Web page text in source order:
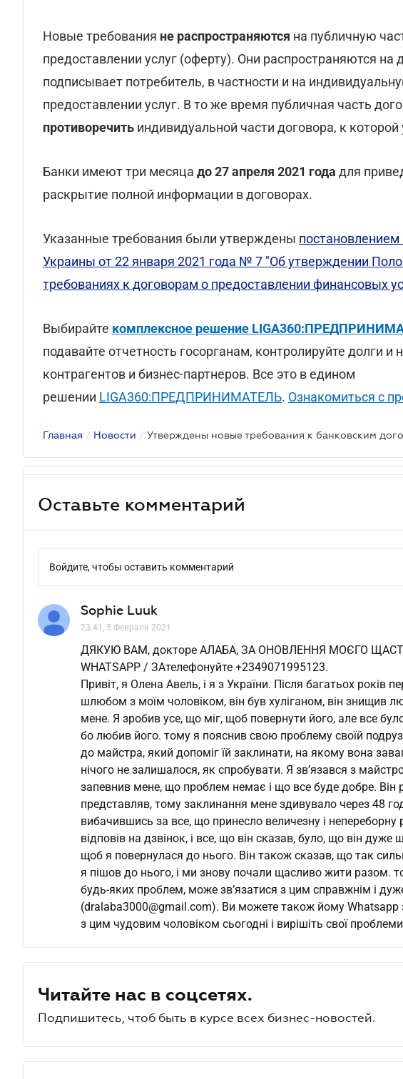
Новые требования не распространяются на публичную
предоставлении услуг (оферту). Они распространяются
подписывает потребитель, в частности и на
предоставлении услуг. В то же время публичная часть
противоречить индивидуальной части договора, к
Банки имеют три месяца до 27 апреля 2021 года для
раскрытие полной информации в договорах.
Указанные требования были утверждены
Украины от 22 января 2021 года № 7 "Об утверждении
требованиях к договорам о предоставлении финансовых
Выбирайте комплексное решение
подавайте отчетность госорганам, контролируйте долги и
контрагентов и бизнес-партнеров. Все это в едином
решении LIGA360:ПРЕДПРИНИМАТЕЛЬ. Ознакомиться с
Главная / Новости /
Оставьте комментарий
Войдите, чтобы оставить комментарий
Sophie Luuk
23.41, 5 Февраля 2021
ДЯКУЮ ВАМ, докторе АЛАБА, ЗА ОНОВЛЕННЯ МОЄГО
WHATSAPP / ЗАтелефонуйте +2349071995123.
Привіт, я Олена Авель, і я з України. Після багатьох років
шлюбом з моїм чоловіком, він був хуліганом, він знищив
мене. Я зробив усе, що міг, щоб повернути його, але все
бо любив його. тому я пояснив свою проблему своїй
до майстра, який допоміг їй заклинати, на якому вона
нічого не залишалося, як спробувати. Я зв’язався з
запевнив мене, що проблем немає і що все буде добре. Він
представляв, тому заклинання мене здивувало через 48
вибачившись за все, що принесло величезну і непереборну
відповів на дзвінок, і все, що він сказав, було, що він
щоб я повернулася до нього. Він також сказав, що так
я пішов до нього, і ми знову почали щасливо жити разом.
будь-яких проблем, може зв’язатися з цим справжнім і
(dralaba3000@gmail.com). Ви можете також йому Whatsapp
з цим чудовим чоловіком сьогодні і вирішіть свої
Читайте нас в соцсетях.
Подпишитесь, чтоб быть в курсе всех бизнес-новостей.